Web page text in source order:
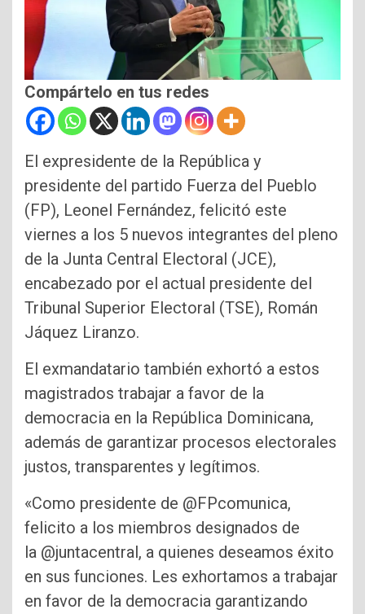
Compártelo en tus redes
El expresidente de la República y
presidente del partido Fuerza del Pueblo
(FP), Leonel Fernández, felicitó este
viernes a los 5 nuevos integrantes del pleno
de la Junta Central Electoral (JCE),
encabezado por el actual presidente del
Tribunal Superior Electoral (TSE), Román
Jáquez Liranzo.
El exmandatario también exhortó a estos
magistrados trabajar a favor de la
democracia en la República Dominicana,
además de garantizar procesos electorales
justos, transparentes y legítimos.
«Como presidente de @FPcomunica,
felicito a los miembros designados de
la @juntacentral, a quienes deseamos éxito
en sus funciones. Les exhortamos a trabajar
en favor de la democracia garantizando